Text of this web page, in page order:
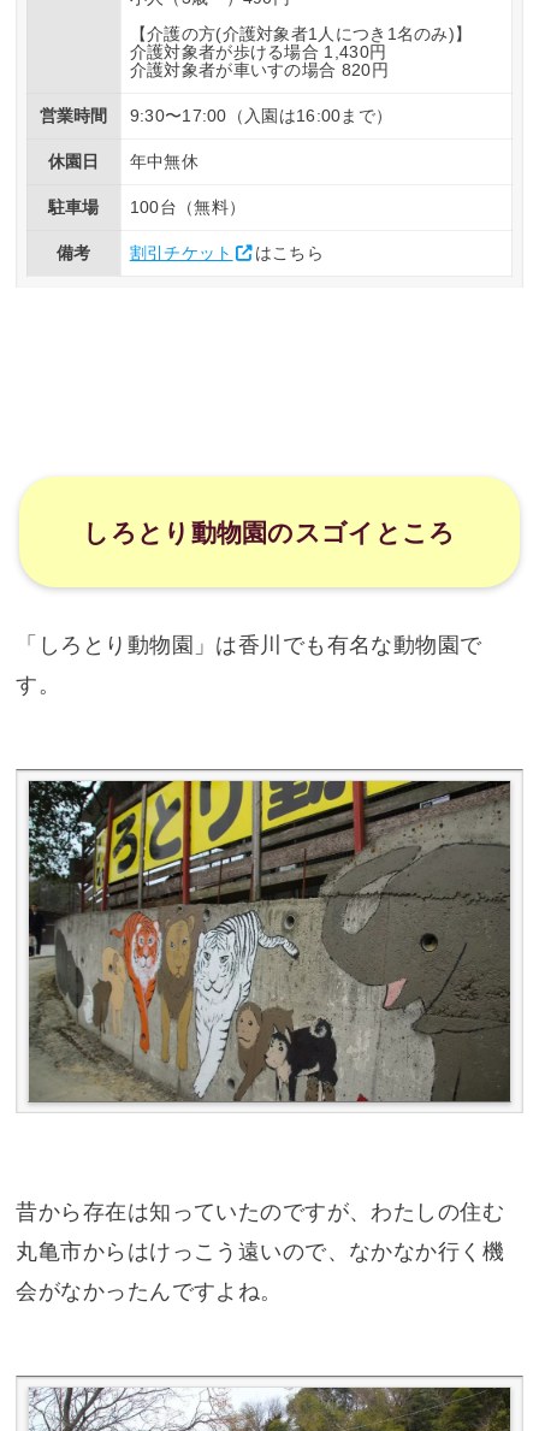
【介護の方(介護対象者1人につき1名のみ)】
介護対象者が歩ける場合 1,430円
介護対象者が車いすの場合 820円
営業時間 9:30〜17:00（入園は16:00まで）
休園日 年中無休
駐車場 100台（無料）
備考 割引チケット はこちら
しろとり動物園のスゴイところ
「しろとり動物園」は香川でも有名な動物園で
す。
昔から存在は知っていたのですが、わたしの住む
丸亀市からはけっこう遠いので、なかなか行く機
会がなかったんですよね。